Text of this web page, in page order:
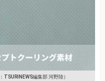
TSURINEWS編集部 河野陸）